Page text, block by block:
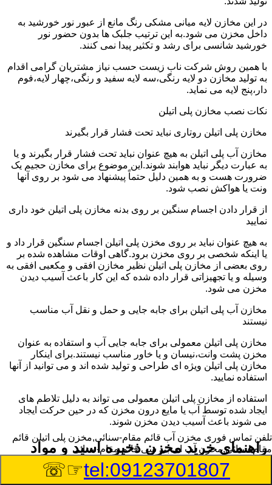
در این مخازن لایه میانی مشکی رنگ مانع از عبور نور خورشید به
داخل مخزن می شود.به این ترتیب جلبک ها بدون حضور نور
خورشید شانسی برای رشد و تکثیر پیدا نمی کنند.
با همین روش شرکت ناب زیست حسب نیاز مشتریان گرامی اقدام
به تولید مخازن دو لایه رنگی،سه لایه سفید و رنگی،چهار لایه،فوم
دار،پنج لایه می نماید.
نکات نصب مخازن پلی اتیلن
مخازن پلی اتیلن روتاری نباید تحت فشار قرار بگیرند
مخازن آب پلی اتیلن به هیچ عنوان نباید تحت فشار قرار بگیرند و یا
به عبارت دیگر نباید هوابند شوند.این موضوع برای مخازن حجیم یک
ضرورت هست و به همین دلیل حتماً پیشنهاد می شود بر روی آنها
ونت یا هواکش نصب شود.
از قرار دادن اجسام سنگین بر روی بدنه مخازن پلی اتیلن خود داری
نمایید
به هیچ عنوان نباید بر روی مخزن پلی اتیلن اجسام سنگین قرار داد و
یا اینکه شخصی بر روی مخزن برود.گاهی اوقات مشاهده شده بر
روی بعضی از مخازن پلی اتیلن نظیر مخازن افقی و مکعبی افقی به
وسیله و یا تجهیزاتی قرار داده شده که این کار باعث آسیب دیدن
مخزن می شود.
مخازن آب پلی اتیلن برای جابه جایی و حمل و نقل آب مناسب
نیستند
مخازن پلی اتیلن معمولی برای جابه جایی آب و استفاده به عنوان
مخزن پشت وانت،نیسان و یا خاور مناسب نیستند.برای اینکار
مخازن پلی اتیلن ویژه ای طراحی و تولید شده اند و می توانید از آنها
استفاده نمایید.
استفاده از مخازن پلی اتیلن معمولی می تواند به دلیل تلاطم های
ایجاد شده توسط آب یا مایع درون مخزن که در حین حرکت ایجاد
می شوند باعث آسیب دیدن مخزن شوند.
راهنمای خرید مخزن ذخیره اسید و مواد
شیمیایی خورنده در قائم مقام-سنائی
تلفن تماس فوری مخزن آب قائم مقام-سنائی,مخزن پلی اتیلن قائم
مقام-سنائی,مخزن آب ای بی سی قائم مقام-سنائی
tel:09123701807
☞☏